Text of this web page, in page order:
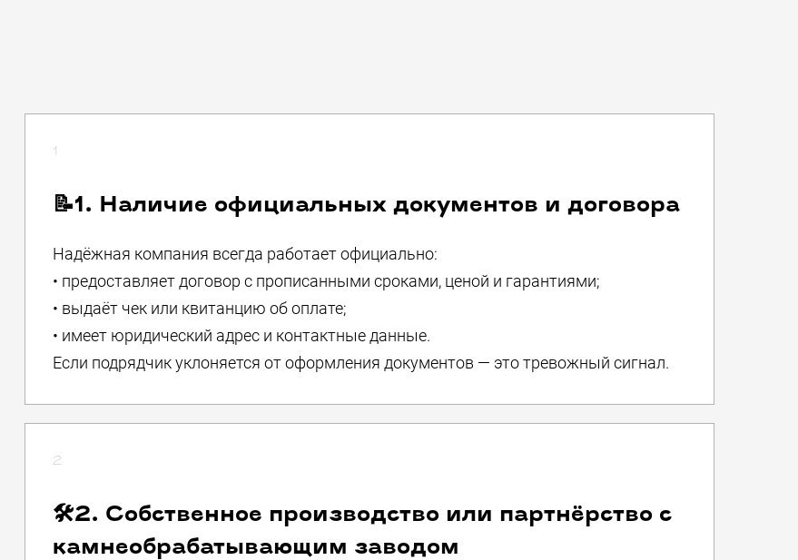
1
📝1. Наличие официальных документов и договора
Надёжная компания всегда работает официально:
• предоставляет договор с прописанными сроками, ценой и гарантиями;
• выдаёт чек или квитанцию об оплате;
• имеет юридический адрес и контактные данные.
Если подрядчик уклоняется от оформления документов — это тревожный сигнал.
2
🛠2. Собственное производство или партнёрство с
камнеобрабатывающим заводом